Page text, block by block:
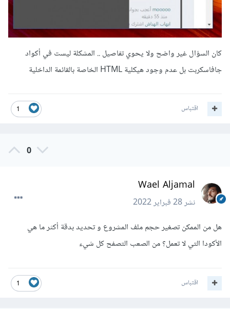
كان السؤال غير واضح ولا يحوي تفاصيل .. المشكلة ليست في أكواد
جافاسكربت بل عدم وجود هيكلية HTML الخاصة بالقائمة الداخلية
1 اقتباس
0
Wael Aljamal
نشر28 فبراير 2022
هل من الممكن تصغير حجم ملف المشروع و تحديد بدقة أكثر ما هي
الأكودا التي لا تعمل؟ من الصعب التصفح كل شيء
1 اقتباس